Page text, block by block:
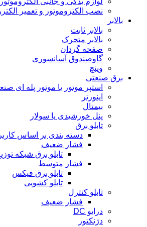
نصب الکتروموتور و تعمیر
بالابر
بالابر ثابت
بالابر متحرک
صفحه گردان
گاوصندوق آسانسوری
وینچ
برق صنعتی
استپر موتور یا موتور پله ای
اینورتر
بیمتال
پنل خورشیدی یا سولار
تابلو برق
دسته بندی بر اساس
فشار ضعیف
تابلو برق شبکه
فشار متوسط
تابلو برق فیکس
تابلو کشویی
تابلو کنترل
فشار ضعیف
درایو DC
دژنکتور